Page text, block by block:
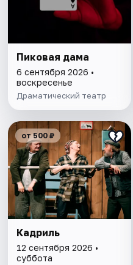
Пиковая дама
6 сентября 2026 •
воскресенье
Драматический театр
от 500 ₽
Кадриль
12 сентября 2026 •
суббота